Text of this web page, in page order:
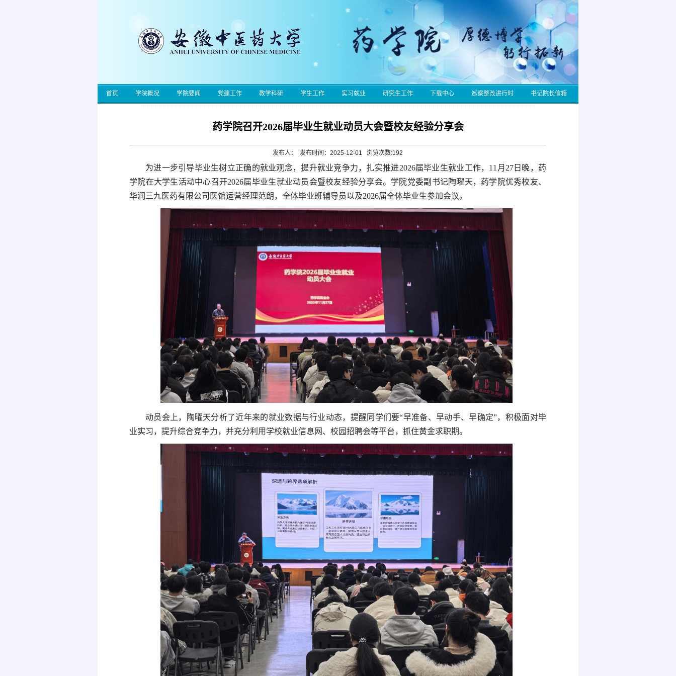
首页 学院概况 学院要闻 党建工作 教学科研 学生工作 实习就业 研究生工作 下载中心 巡察整改进行时 书记院长信箱
药学院召开2026届毕业生就业动员大会暨校友经验分享会
发布人： 发布时间：2025-12-01 浏览次数:192
为进一步引导毕业生树立正确的就业观念，提升就业竞争力，扎实推进2026届毕业生就业工作，11月27日晚，药
学院在大学生活动中心召开2026届毕业生就业动员会暨校友经验分享会。学院党委副书记陶曜天，药学院优秀校友、
华润三九医药有限公司医馆运营经理范朗，全体毕业班辅导员以及2026届全体毕业生参加会议。
动员会上，陶曜天分析了近年来的就业数据与行业动态，提醒同学们要“早准备、早动手、早确定”，积极面对毕
业实习，提升综合竞争力，并充分利用学校就业信息网、校园招聘会等平台，抓住黄金求职期。